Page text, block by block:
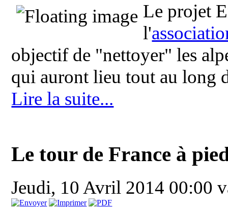
Le projet
l'
objectif de "nettoyer" les
qui auront lieu tout au long
Lire la suite...
Le tour de France à
Jeudi, 10 Avril 2014 00:00